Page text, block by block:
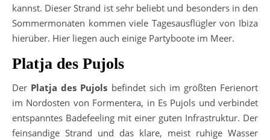
kannst. Dieser Strand ist sehr beliebt und besonders in den
Sommermonaten kommen viele Tagesausflügler von Ibiza
hierüber. Hier liegen auch einige Partyboote im Meer.
Platja des Pujols
Der Platja des Pujols befindet sich im größten Ferienort
im Nordosten von Formentera, in Es Pujols und verbindet
entspanntes Badefeeling mit einer guten Infrastruktur. Der
feinsandige Strand und das klare, meist ruhige Wasser